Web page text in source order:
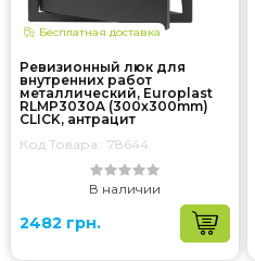
Бесплатная доставка
Ревизионный люк для
внутренних работ
металлический, Europlast
RLMP3030A (300x300mm)
CLICK, антрацит
Код Товара:: 78644
В наличии
2482 грн.